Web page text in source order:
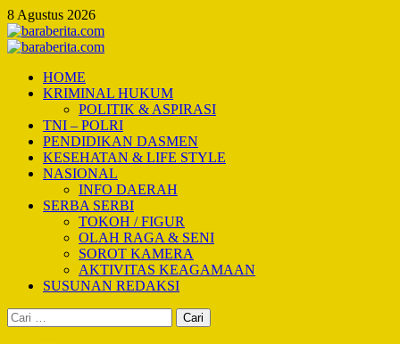
Skip
to
content
8 Agustus 2026
Primary
HOME
KRIMINAL HUKUM
POLITIK & ASPIRASI
TNI – POLRI
PENDIDIKAN DASMEN
KESEHATAN & LIFE STYLE
NASIONAL
INFO DAERAH
SERBA SERBI
TOKOH / FIGUR
OLAH RAGA & SENI
SOROT KAMERA
AKTIVITAS KEAGAMAAN
SUSUNAN REDAKSI
Cari
untuk: